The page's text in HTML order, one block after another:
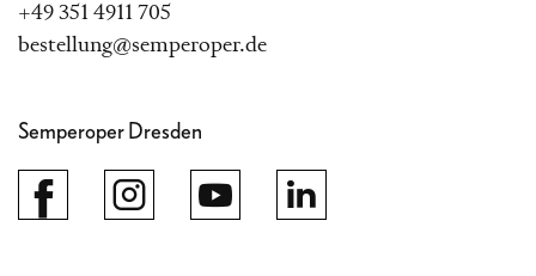
+49 351 4911 705
bestellung@semperoper.de
Semperoper Dresden